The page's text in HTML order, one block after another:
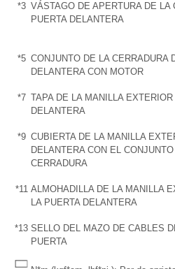
*3 VÁSTAGO DE APERTURA DE LA
PUERTA DELANTERA
*5 CONJUNTO DE LA CERRADURA
DELANTERA CON MOTOR
*7 TAPA DE LA MANILLA
DELANTERA
*9 CUBIERTA DE LA MANILLA
DELANTERA CON EL
CERRADURA
*11 ALMOHADILLA DE LA MANILLA
LA PUERTA DELANTERA
*13 SELLO DEL MAZO DE CABLES
PUERTA